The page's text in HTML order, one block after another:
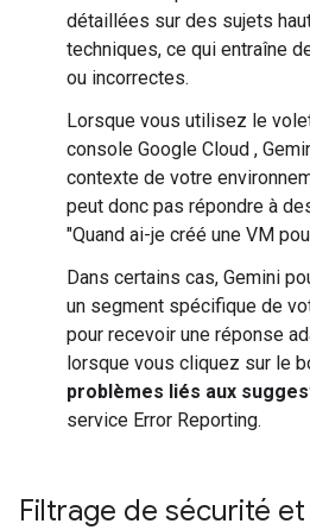
détaillées sur des sujets
techniques, ce qui entraîne
ou incorrectes.
Lorsque vous utilisez le
console Google Cloud ,
contexte de votre
peut donc pas répondre à
"Quand ai-je créé une VM
Dans certains cas, Gemini
un segment spécifique de
pour recevoir une réponse
lorsque vous cliquez sur le
problèmes liés aux
service Error Reporting.
Filtrage de sécurité